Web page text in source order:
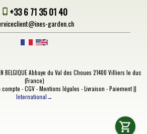
+33 6 71 35 01 40
garden.ch
BELGIQUEAbbaye du Val des Choues 21400 Villiers le duc
(France)
compte -CGV-Mentions légales -Livraison -Paiement||
International→